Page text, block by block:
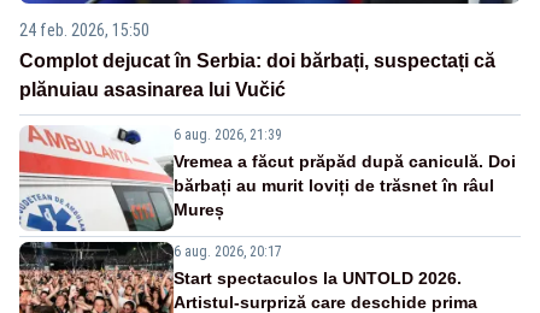
24 feb. 2026, 15:50
Complot dejucat în Serbia: doi bărbați, suspectați că
plănuiau asasinarea lui Vučić
6 aug. 2026, 21:39
Vremea a făcut prăpăd după caniculă. Doi
bărbați au murit loviți de trăsnet în râul
Mureș
6 aug. 2026, 20:17
Start spectaculos la UNTOLD 2026.
Artistul-surpriză care deschide prima